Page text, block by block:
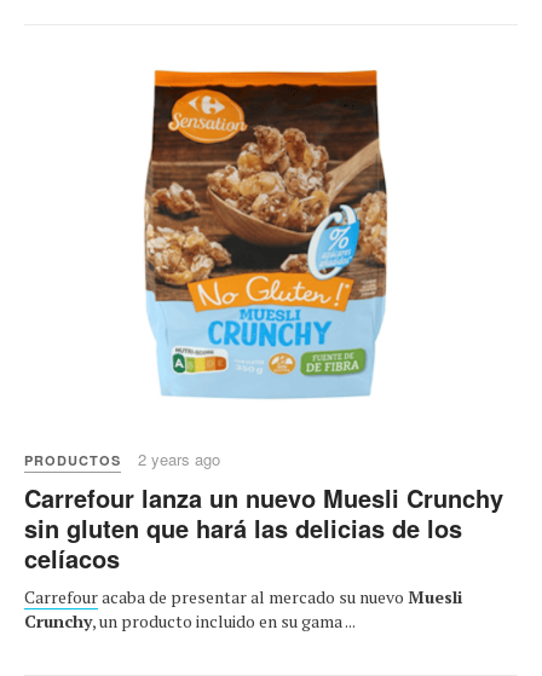
PRODUCTOS 2 years ago
Carrefour lanza un nuevo Muesli Crunchy
sin gluten que hará las delicias de los
celíacos
Carrefouracaba de presentar al mercado su nuevo Muesli
Crunchy, un producto incluido en su gama ...